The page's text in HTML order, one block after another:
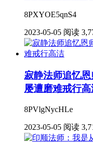
8PXYOE5qnS4
2023-05-05 阅读
寂静法师追忆
屡遭磨难戒行高
8PVlgNycHLe
2023-05-05 阅读